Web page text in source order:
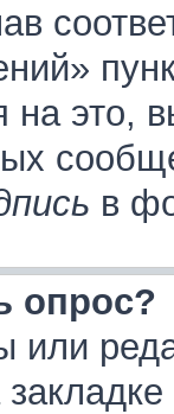
на это,
в
опрос?
или